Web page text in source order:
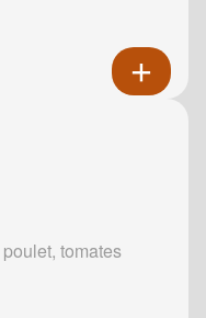
tomates